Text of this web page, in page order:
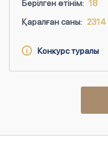
Берілген өтінім: 18
Қаралған саны: 2314
Конкурс туралы